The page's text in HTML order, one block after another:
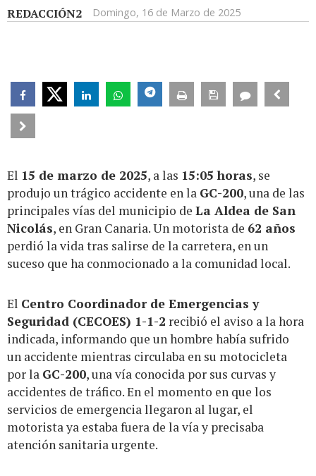
REDACCIÓN2 Domingo, 16 de Marzo de 2025
El 15 de marzo de 2025, a las 15:05 horas, se
produjo un trágico accidente en la GC-200, una de las
principales vías del municipio de La Aldea de San
Nicolás, en Gran Canaria. Un motorista de 62 años
perdió la vida tras salirse de la carretera, en un
suceso que ha conmocionado a la comunidad local.
El Centro Coordinador de Emergencias y
Seguridad (CECOES) 1-1-2 recibió el aviso a la hora
indicada, informando que un hombre había sufrido
un accidente mientras circulaba en su motocicleta
por la GC-200, una vía conocida por sus curvas y
accidentes de tráfico. En el momento en que los
servicios de emergencia llegaron al lugar, el
motorista ya estaba fuera de la vía y precisaba
atención sanitaria urgente.